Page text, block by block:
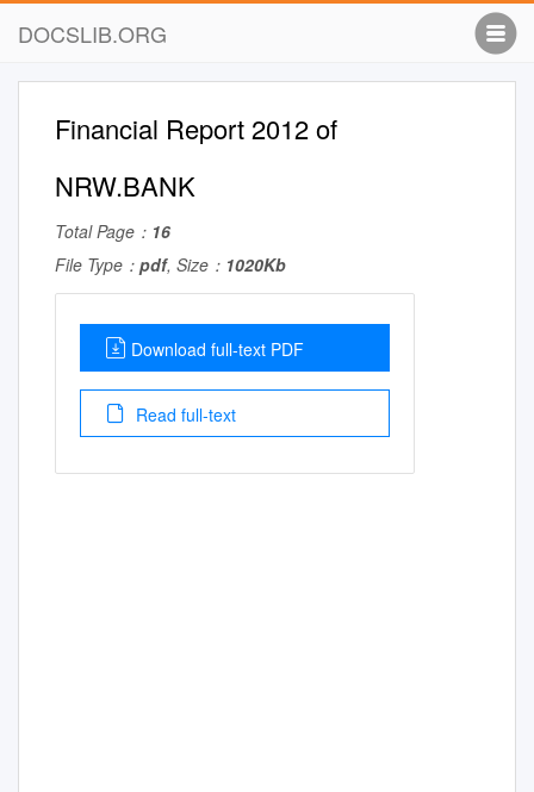
DOCSLIB.ORG
Financial Report 2012 of
NRW.BANK
Total Page： 16
File Type： pdf, Size： 1020Kb
Download full-text PDF
Read full-text